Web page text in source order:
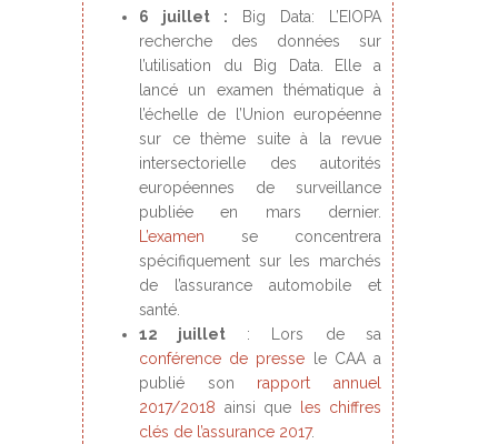
6 juillet :
Big Data: L’EIOPA
recherche des données sur
l’utilisation du Big Data. Elle a
lancé un examen thématique à
l’échelle de l’Union européenne
sur ce thème suite à la revue
intersectorielle des autorités
européennes de surveillance
publiée en mars dernier.
L’examen
se concentrera
spécifiquement sur les marchés
de l’assurance automobile et
santé.
12 juillet : Lors de sa
conférence de presse
le CAA a
publié son rapport annuel
2017/2018 ainsi que
les chiffres
clés de l’assurance 2017.